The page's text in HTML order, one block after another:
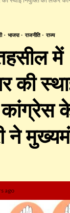
भाजपा राजनीति राज्य
में
की
के
ने
ago